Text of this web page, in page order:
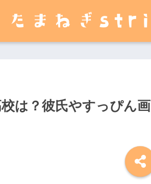
は？彼氏やすっぴん画